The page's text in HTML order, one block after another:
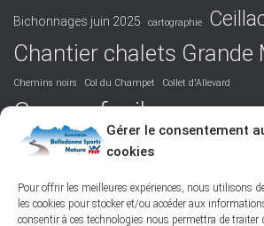
Gérer le consentement
cookies
Pour offrir les meilleures expériences, nous utilisons
les cookies pour stocker et/ou accéder aux
consentir à ces technologies nous permettra de traiter
Bichonnages juin 2025 cartographie
Chantier chalets Grande
Chemins noirs Col du Champet Collet d'Allevard
Course facile
Grandiose Hurtières Isère
Maurienne Nord-Belledonne orientation Picos de
Poésie randonnée responsabilité
Réchauffement